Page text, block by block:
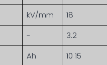
kV/mm 18
- 3.2
Ah 10 15